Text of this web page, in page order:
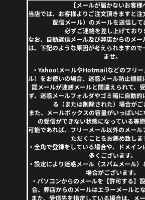
【メールが届かないお客様
当店では、お客様よりご注文頂きますと
配信メール）のメールを送信して
必ずご連絡を差し上げており
なお、自動返信メール及び弊店からのメ
は、下記のような原因が考えられますの
ませ。
・Yahoo!メールやHotmailなどのフリー
ル）をお使いの場合、迷惑メール防止機
認メールが迷惑メールと間違えられて、
ず、迷惑メールフォルダやゴミ箱に自動
る（または削除された）場合がご
また、メールボックスの容量がいっぱい
の受信ができない状態になっている等原
可能であれば、フリーメール以外のメー
ただくことをお薦め致しま
・全角で登録をしている場合や、ドメイ
多くございます。
・設定により迷惑メール（スパムメール）
場合がございます。
・パソコンからのメールを【許可する】
合、弊店からのメールはエラーメールと
また、受信先を指定している場合は、メ